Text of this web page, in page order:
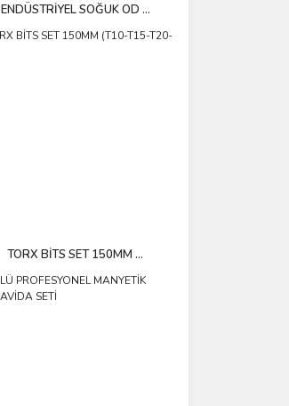
ENDÜSTRİYEL SOĞUK OD ...
TORX BİTS SET 150MM ...